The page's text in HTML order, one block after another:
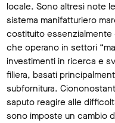
locale. Sono altresì note
sistema manifatturiero
costituito
che operano in settori
investimenti in ricerca e
filiera, basati
subfornitura.
saputo reagire alle
sono imposte un cambio